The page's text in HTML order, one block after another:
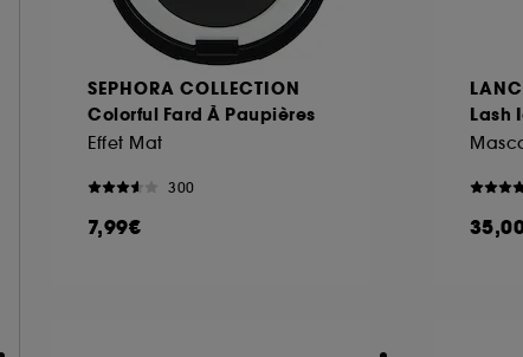
SEPHORA COLLECTION
Colorful Fard À Paupières
Effet Mat
300
7,99€
Lash